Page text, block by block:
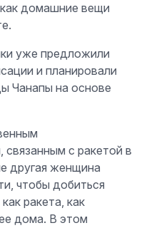
домашние вещи
уже предложили
и планировали
Чанапы на основе
связанным с ракетой в
другая женщина
чтобы добиться
ракета, как
дома. В этом